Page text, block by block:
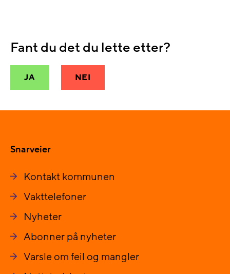
Fant du det du lette etter?
JA NEI
Snarveier
Kontakt kommunen
Vakttelefoner
Nyheter
Abonner på nyheter
Varsle om feil og mangler